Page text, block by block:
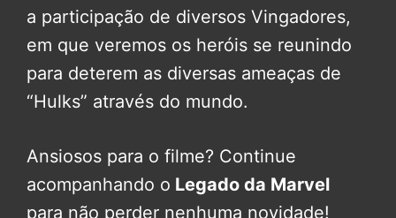
a participação de diversos Vingadores,
em que veremos os heróis se reunindo
para deterem as diversas ameaças de
“Hulks” através do mundo.
Ansiosos para o filme? Continue
acompanhando o Legado da Marvel
para não perder nenhuma novidade!